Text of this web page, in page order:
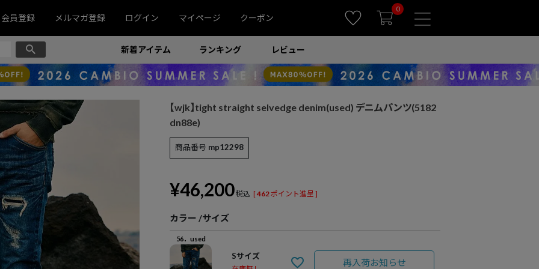
会員登録 メルマガ登録 ログイン マイページ クーポン
0
新着アイテム ランキング レビュー
【wjk】tight straight selvedge denim(used) デニムパンツ(5182
dn88e)
商品番号 mp12298
¥46,200税込 [462ポイント進呈 ]
カラー サイズ
56．used
Sサイズ
再入荷お知らせ